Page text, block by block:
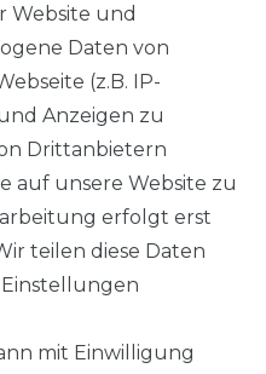
Website und
Daten von
(z.B. IP-
Anzeigen zu
Drittanbietern
auf unsere Website zu
erfolgt erst
teilen diese Daten
mit Einwilligung